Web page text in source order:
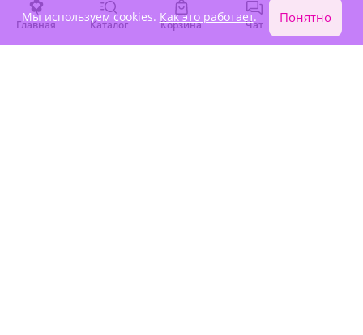
Главная Каталог Корзина Чат Войти
Мы используем cookies. Как это работает. Понятно